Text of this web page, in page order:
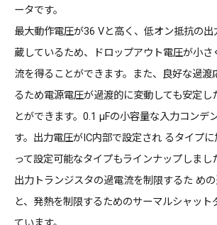
ータです。
最大動作電圧が36 Vと高く、低オン抵抗の
蔵しているため、ドロップアウト電圧が小さ
流を得ることができます。また、良好な過渡
るため電源電圧が過渡的に変動しても安定し
とができます。0.1 μFの小容量な入力コンデ
す。出力電圧がIC内部で設定され るタイプ
って設定可能なタイプもラインナップしまし
出力トランジスタの過電流を制限するた め
と、発熱を制限するためのサーマルシャット